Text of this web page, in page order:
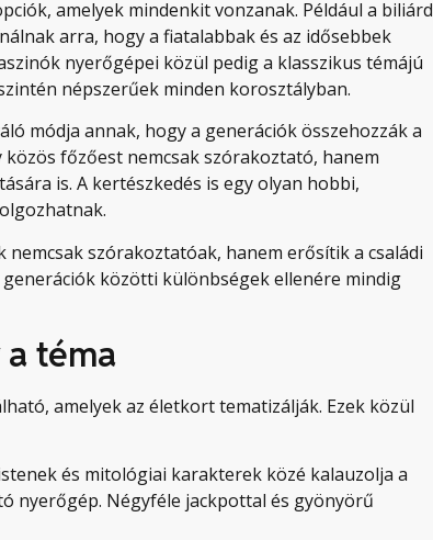
amelyek mindenkit vonzanak. Például a biliárd
arra, hogy a fiatalabbak és az idősebbek
nyerőgépei közül pedig a klasszikus témájú
népszerűek minden korosztályban.
módja annak, hogy a generációk összehozzák a
főzőest nemcsak szórakoztató, hanem
is. A kertészkedés is egy olyan hobbi,
szórakoztatóak, hanem erősítik a családi
közötti különbségek ellenére mindig
téma
amelyek az életkort tematizálják. Ezek közül
és mitológiai karakterek közé kalauzolja a
nyerőgép. Négyféle jackpottal és gyönyörű